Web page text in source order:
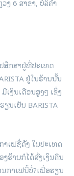
ງ 6 ສາຂາ, ບໍລິຄຳ
ສຶກສາຢູ່ທີ່ປະເທດ
ຢູ່ໃນຮ້ານນັ້ນ
ເງິນເດືອນສູງໆ ເຊິ່ງ
ນເປັນ BARISTA
າເຟຊື່ດັງ ໃນປະເທດ
ຮ້ານກໍໄດ້ສົ່ງເງິນຄືນ
ກາເຟນີ້ບໍ່?ເພື່ອຮຽນ